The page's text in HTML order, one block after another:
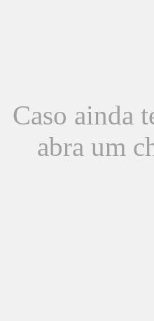
Caso ainda
abra um